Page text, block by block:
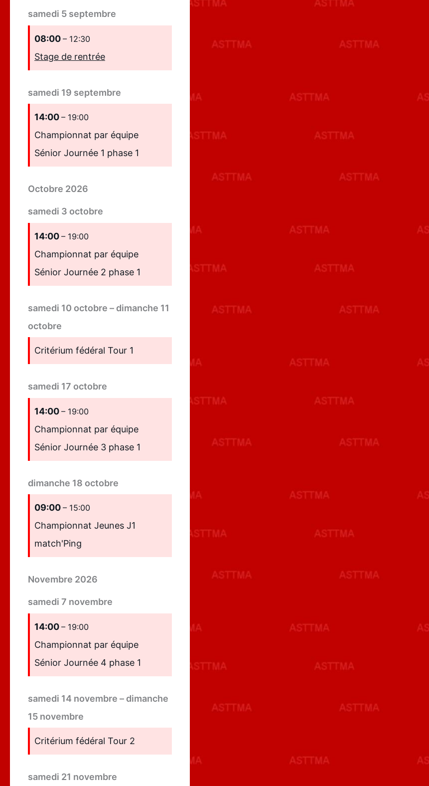
samedi 5 septembre
08:00 – 12:30
Stage de rentrée
samedi 19 septembre
14:00 – 19:00
Championnat par équipe
Sénior Journée 1 phase 1
Octobre 2026
samedi 3 octobre
14:00 – 19:00
Championnat par équipe
Sénior Journée 2 phase 1
samedi 10 octobre – dimanche 11
octobre
Critérium fédéral Tour 1
samedi 17 octobre
14:00 – 19:00
Championnat par équipe
Sénior Journée 3 phase 1
dimanche 18 octobre
09:00 – 15:00
Championnat Jeunes J1
match'Ping
Novembre 2026
samedi 7 novembre
14:00 – 19:00
Championnat par équipe
Sénior Journée 4 phase 1
samedi 14 novembre – dimanche
15 novembre
Critérium fédéral Tour 2
samedi 21 novembre